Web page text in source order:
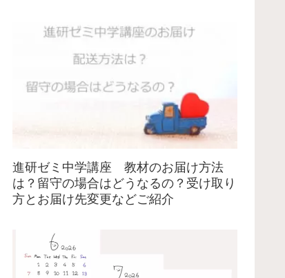
進研ゼミ中学講座 教材のお届け方法
は？留守の場合はどうなるの？受け取り
方とお届け先変更などご紹介